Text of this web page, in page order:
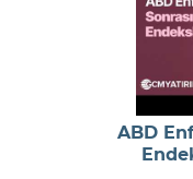
ABD